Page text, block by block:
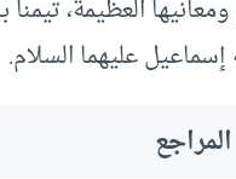
العظيمة، تيمناً
إسماعيل عليهما السلام.